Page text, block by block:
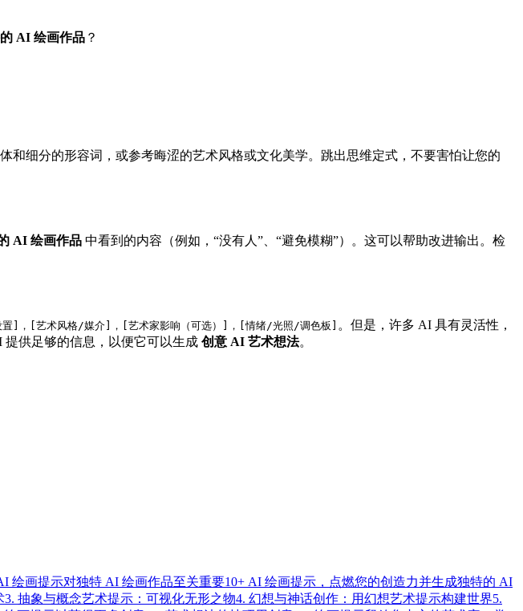
AI 绘画作品 ？
和细分的形容词，或参考晦涩的艺术风格或文化美学。跳出思维定式，不要害怕让您的
AI 绘画作品 中看到的内容（例如，“没有人”、“避免模糊”）。这可以帮助改进输出。检
]，[艺术风格/媒介]，[艺术家影响（可选）]，[情绪/光照/调色板]
。但是，许多 AI 具有灵活性，
提供足够的信息，以便它可以生成 创意 AI 艺术想法。
绘画提示对独特 AI 绘画作品至关重要10+ AI 绘画提示，点燃您的创造力并生成独特的 AI
3. 抽象与概念艺术提示：可视化无形之物4. 幻想与神话创作：用幻想艺术提示构建世界5.